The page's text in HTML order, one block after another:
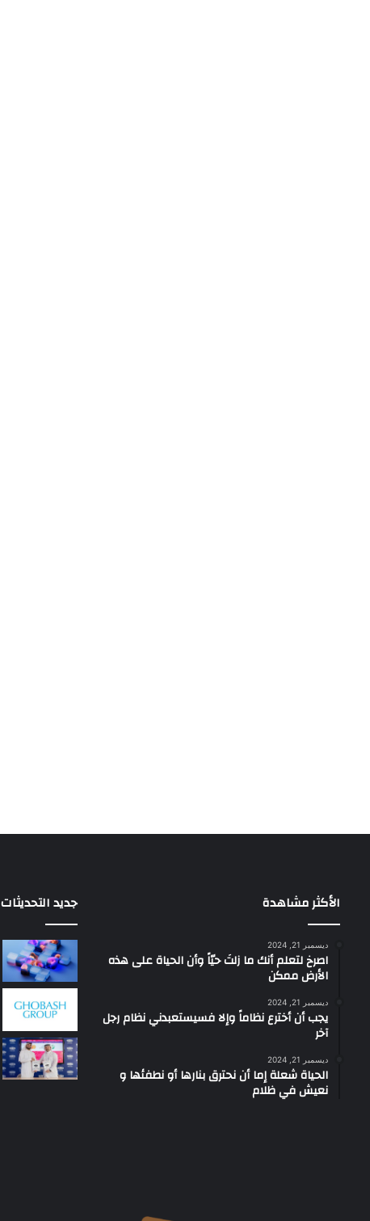
الأكثر مشاهدة
ديسمبر 21, 2024
‫اصرخ لتعلم أنك ما زلتَ حيّاً وأن الحياة على هذه
الأرض ممكن
ديسمبر 21, 2024
يجب أن أخترع نظاماً وإلا فسيستعبدني نظام رجل
آخر
ديسمبر 21, 2024
الحياة شعلة إما أن نحترق بنارها أو نطفئها و
نعيش في ظلام
جديد التحديثات